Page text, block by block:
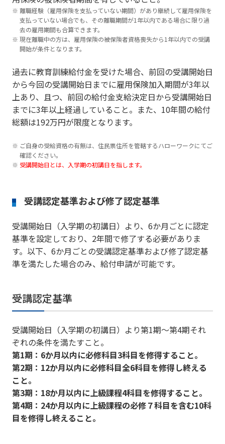
離職経験（雇用保険を支払っていない期間）があり継続して雇用保険を
支払っていない場合でも、その離職期間が1年以内である場合に限り過
去の雇用期間も合算できます。
現在離職中の方は、雇用保険の被保険者資格喪失から1年以内での受講
開始が条件となります。
過去に教育訓練給付金を受けた場合、前回の受講開始日
から今回の受講開始日までに雇用保険加入期間が3年以
上あり、且つ、前回の給付金支給決定日から受講開始日
までに3年以上経過していること。また、10年間の給付
総額は192万円が限度となります。
ご自身の受給資格の有無は、住民票住所を管轄するハローワークにてご
確認ください。
受講開始日とは、入学期の初講日を指します。
受講認定基準および修了認定基準
受講開始日（入学期の初講日）より、6か月ごとに認定
基準を設定しており、2年間で修了する必要がありま
す。以下、6か月ごとの受講認定基準および修了認定基
準を満たした場合のみ、給付申請が可能です。
受講認定基準
受講開始日（入学期の初講日）より第1期～第4期それ
ぞれの条件を満たすこと。
第1期：6か月以内に必修科目3科目を修得すること。
第2期：12か月以内に必修科目全6科目を修得し終える
こと。
第3期：18か月以内に上級課程4科目を修得すること。
第4期：24か月以内に上級課程の必修７科目を含む10科
目を修得し終えること。